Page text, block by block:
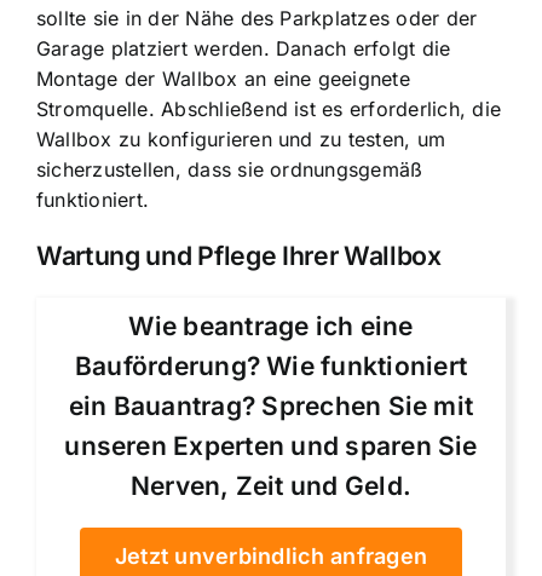
sollte sie in der Nähe des Parkplatzes oder der
Garage platziert werden. Danach erfolgt die
Montage der Wallbox an eine geeignete
Stromquelle. Abschließend ist es erforderlich, die
Wallbox zu konfigurieren und zu testen, um
sicherzustellen, dass sie ordnungsgemäß
funktioniert.
Wartung und Pflege Ihrer Wallbox
Wie beantrage ich eine
Bauförderung? Wie funktioniert
ein Bauantrag? Sprechen Sie mit
unseren Experten und sparen Sie
Nerven, Zeit und Geld.
Jetzt unverbindlich anfragen